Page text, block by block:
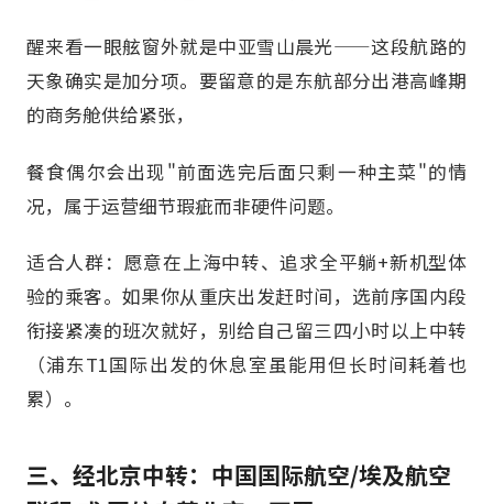
醒来看一眼舷窗外就是中亚雪山晨光——这段航路的
天象确实是加分项。要留意的是东航部分出港高峰期
的商务舱供给紧张，
餐食偶尔会出现"前面选完后面只剩一种主菜"的情
况，属于运营细节瑕疵而非硬件问题。
适合人群：愿意在上海中转、追求全平躺+新机型体
验的乘客。如果你从重庆出发赶时间，选前序国内段
衔接紧凑的班次就好，别给自己留三四小时以上中转
（浦东T1国际出发的休息室虽能用但长时间耗着也
累）。
三、经北京中转：中国国际航空/埃及航空